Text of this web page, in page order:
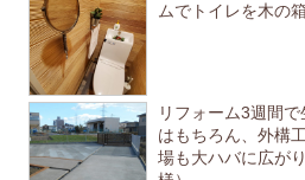
ムでトイレを木の
リフォーム3週間
はもちろん、外構
場も大ハバに広が